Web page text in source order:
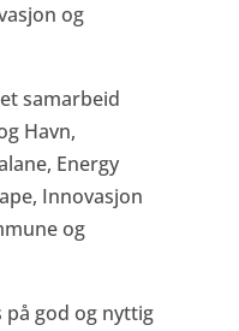
og
samarbeid
Havn,
Energy
Innovasjon
og
god og nyttig